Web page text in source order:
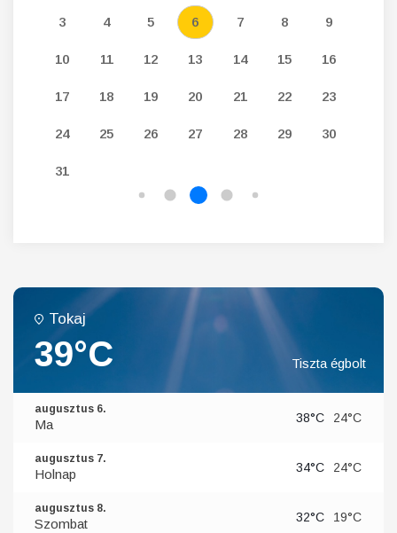
3 4 5 6 7 8 9
10 11 12 13 14 15 16
17 18 19 20 21 22 23
24 25 26 27 28 29 30
31
Tokaj
39°C Tiszta égbolt
augusztus 6.
Ma 38°C 24°C
augusztus 7.
Holnap 34°C 24°C
augusztus 8.
Szombat 32°C 19°C